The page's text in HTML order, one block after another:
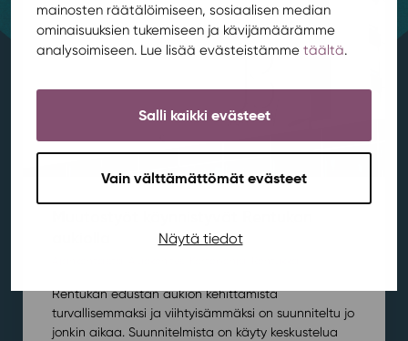
mainosten räätälöimiseen, sosiaalisen median
ominaisuuksien tukemiseen ja kävijämäärämme
analysoimiseen. Lue lisää evästeistämme täältä.
Salli kaikki evästeet
Vain välttämättömät evästeet
Näytä tiedot
Rentukan edustan aukion kehittämistä
turvallisemmaksi ja viihtyisämmäksi on suunniteltu jo
jonkin aikaa. Suunnitelmista on käyty keskustelua